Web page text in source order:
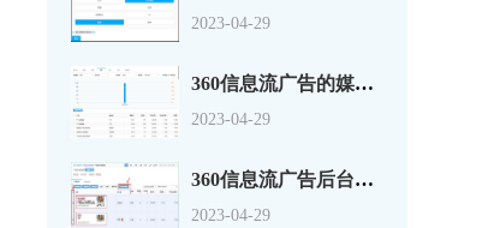
2023-04-29
360信息流广告的媒体维度报表
2023-04-29
360信息流广告后台的创意实时预览功能
2023-04-29